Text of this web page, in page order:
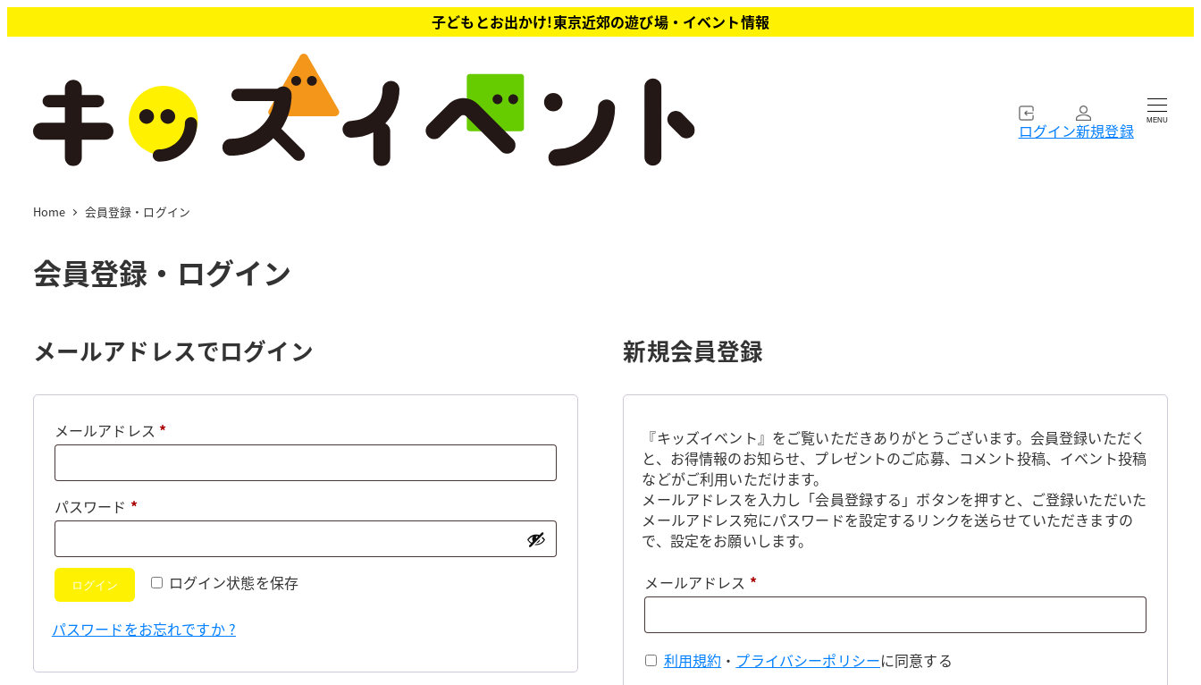
イ
子どもとお出かけ!東京近郊の遊び場・イベント情報
ログイン新規登録 MENU
Home 会員登録・ログイン
会員登録・ログイン
メールアドレスでログイン
メールアドレス *必
パスワード *必
ログイン状態を保存
ログイン
パスワードをお忘れですか ?
新規会員登録
『キッズイベント』をご覧いただきありがとうございます。会員登録いただく
と、お得情報のお知らせ、プレゼントのご応募、コメント投稿、イベント投稿
などがご利用いただけます。
メールアドレスを入力し「会員登録する」ボタンを押すと、ご登録いただいた
メールアドレス宛にパスワードを設定するリンクを送らせていただきますの
で、設定をお願いします。
メールアドレス *必
利用規約 ・ プライバシーポリシーに同意する